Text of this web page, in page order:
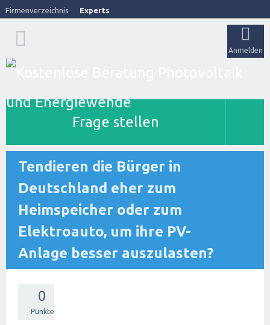
Firmenverzeichnis Experts
Anmelden
Frage stellen
Tendieren die Bürger in
Deutschland eher zum
Heimspeicher oder zum
Elektroauto, um ihre PV-
Anlage besser auszulasten?
0
Punkte